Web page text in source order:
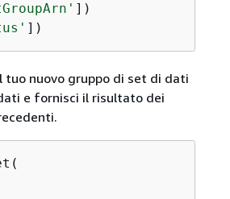
])
nuovo gruppo di set di dati
e fornisci il risultato dei